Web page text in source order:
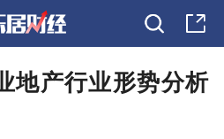
地产行业形势分析